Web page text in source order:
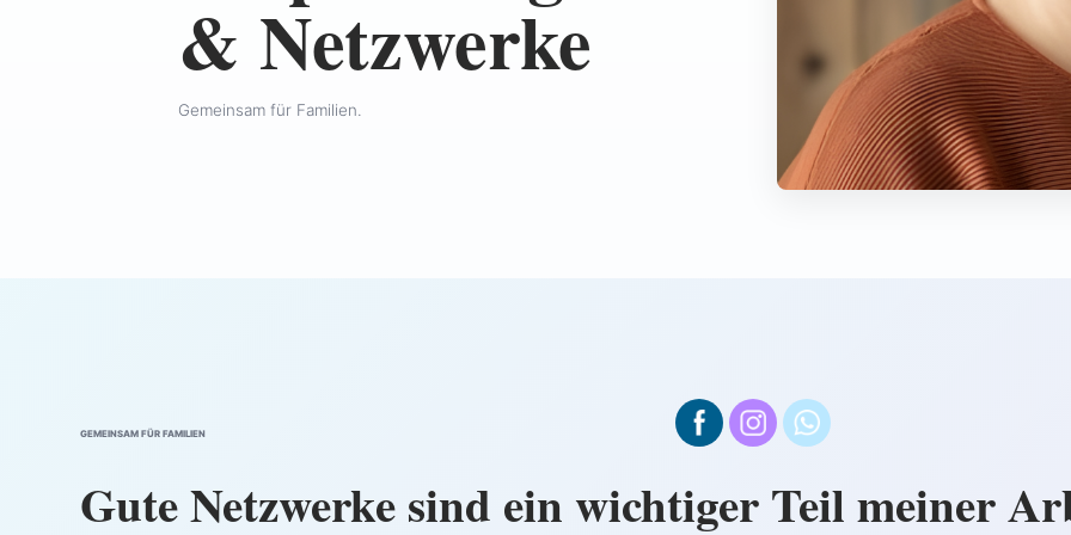
& Netzwerke
Gemeinsam für Familien.
GEMEINSAM FÜR FAMILIEN
Gute Netzwerke sind ein wichtiger Teil meiner